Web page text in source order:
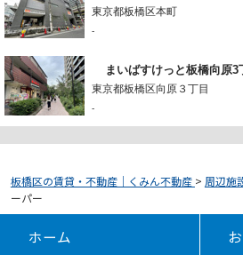
東京都板橋区本町
-
まいばすけっと板橋向原3
東京都板橋区向原３丁目
-
板橋区の賃貸・不動産｜くみん不動産 > 周辺施
ーパー
ホーム